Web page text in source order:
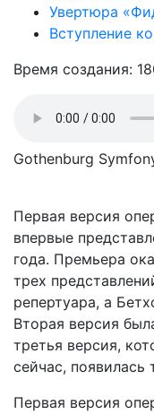
Увертюра
Вступление
Время создания:
Gothenburg
Первая версия
впервые
года. Премьера
трех
репертуара, а
Вторая версия
третья версия,
сейчас, появилась
Первая версия